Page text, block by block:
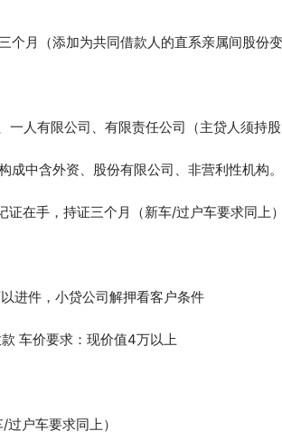
月（添加为共同借款人的直系亲属间股份
一人有限公司、有限责任公司（主贷人须持
中含外资、股份有限公司、非营利性机构。
在手，持证三个月（新车/过户车要求同上）
进件，小贷公司解押看客户条件
车价要求：现价值4万以上
户车要求同上）